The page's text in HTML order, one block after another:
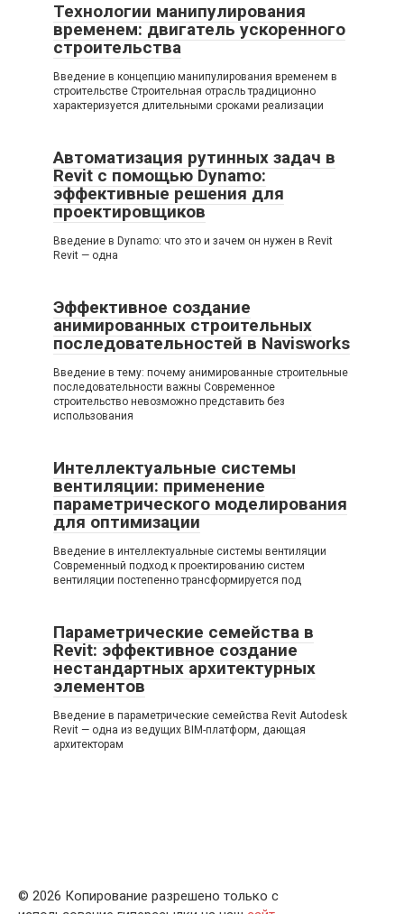
Технологии манипулирования
временем: двигатель ускоренного
строительства
Введение в концепцию манипулирования временем в
строительстве Строительная отрасль традиционно
характеризуется длительными сроками реализации
Автоматизация рутинных задач в
Revit с помощью Dynamo:
эффективные решения для
проектировщиков
Введение в Dynamo: что это и зачем он нужен в Revit
Revit — одна
Эффективное создание
анимированных строительных
последовательностей в Navisworks
Введение в тему: почему анимированные строительные
последовательности важны Современное
строительство невозможно представить без
использования
Интеллектуальные системы
вентиляции: применение
параметрического моделирования
для оптимизации
Введение в интеллектуальные системы вентиляции
Современный подход к проектированию систем
вентиляции постепенно трансформируется под
Параметрические семейства в
Revit: эффективное создание
нестандартных архитектурных
элементов
Введение в параметрические семейства Revit Autodesk
Revit — одна из ведущих BIM-платформ, дающая
архитекторам
© 2026 Копирование разрешено только с